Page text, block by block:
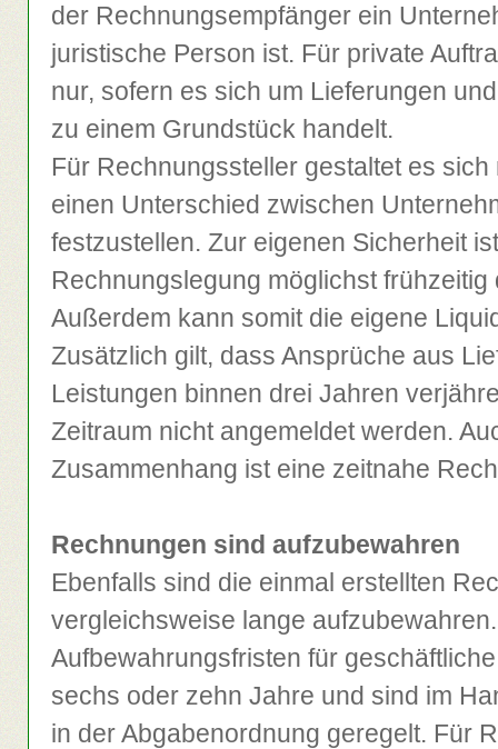
der Rechnungsempfänger ein
juristische Person ist. Für private
nur, sofern es sich um Lieferungen
zu einem Grundstück handelt.
Für Rechnungssteller gestaltet es
einen Unterschied zwischen
festzustellen. Zur eigenen Sicherheit
Rechnungslegung möglichst
Außerdem kann somit die eigene
Zusätzlich gilt, dass Ansprüche aus
Leistungen binnen drei Jahren
Zeitraum nicht angemeldet werden.
Zusammenhang ist eine zeitnahe
Rechnungen sind aufzubewahren
Ebenfalls sind die einmal erstellten
vergleichsweise lange
Aufbewahrungsfristen für
sechs oder zehn Jahre und sind im
in der Abgabenordnung geregelt. Für